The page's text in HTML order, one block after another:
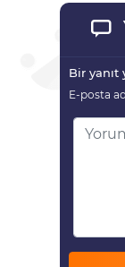
Bir yanıt
E-posta